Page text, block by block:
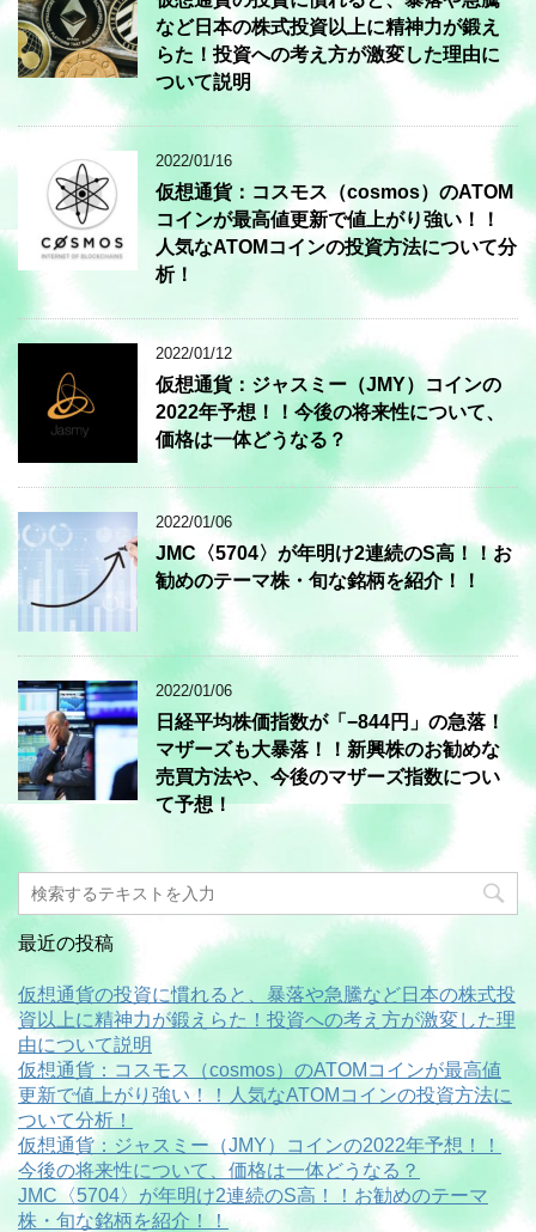
など日本の株式投資以上に精神力が鍛え
らた！投資への考え方が激変した理由に
ついて説明
2022/01/16
仮想通貨：コスモス（cosmos）のATOM
コインが最高値更新で値上がり強い！！
人気なATOMコインの投資方法について分
析！
2022/01/12
仮想通貨：ジャスミー（JMY）コインの
2022年予想！！今後の将来性について、
価格は一体どうなる？
2022/01/06
JMC〈5704〉が年明け2連続のS高！！お
勧めのテーマ株・旬な銘柄を紹介！！
2022/01/06
日経平均株価指数が「−844円」の急落！
マザーズも大暴落！！新興株のお勧めな
売買方法や、今後のマザーズ指数につい
て予想！
最近の投稿
仮想通貨の投資に慣れると、暴落や急騰など日本の株式投
資以上に精神力が鍛えらた！投資への考え方が激変した理
由について説明
仮想通貨：コスモス（cosmos）のATOMコインが最高値
更新で値上がり強い！！人気なATOMコインの投資方法に
ついて分析！
仮想通貨：ジャスミー（JMY）コインの2022年予想！！
今後の将来性について、価格は一体どうなる？
JMC〈5704〉が年明け2連続のS高！！お勧めのテーマ
株・旬な銘柄を紹介！！